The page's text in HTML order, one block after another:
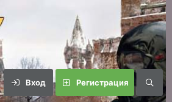
Вход Регистрация